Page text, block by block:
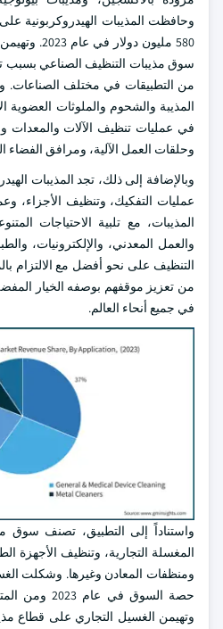
وحافظت المذيبات الهيدروكربونية
580 مليون
سوق مذيبات التنظيف الصناعي بسبب
من التطبيقات في مختلف الصناعات.
المذيبة والشحوم والملوثات العضوية
في عمليات تنظيف الآلات والمعدات
وحلقات العمل الآلية، ومرافق الفضاء
وبالإضافة إلى ذلك، تجد المذيبات
عمليات التفكيك، وتنظيف الأجزاء،
المذيبات، مع تلبية الاحتياجات
والعمل المعدني، والإلكترونيات،
التنظيف على نحو أفضل مع الالتزام
من تعزيز موقفهم بوصفه الخيار
في جميع أنحاء العالم.
واستناداً إلى التطبيق، تصنف سوق
المغسلة التجارية، وتنظيف الأجهزة
وتهيمن الغسيل التجاري على قطاع